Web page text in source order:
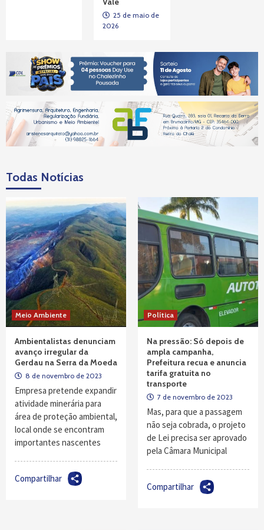
25 de maio de
2026
Todas Notícias
Meio Ambiente
Ambientalistas denunciam
avanço irregular da
Gerdau na Serra da Moeda
8 de novembro de 2023
Empresa pretende expandir
atividade minerária para
área de proteção ambiental,
local onde se encontram
importantes nascentes
Compartilhar
Política
Na pressão: Só depois de
ampla campanha,
Prefeitura recua e anuncia
tarifa gratuita no
transporte
7 de novembro de 2023
Mas, para que a passagem
não seja cobrada, o projeto
de Lei precisa ser aprovado
pela Câmara Municipal
Compartilhar